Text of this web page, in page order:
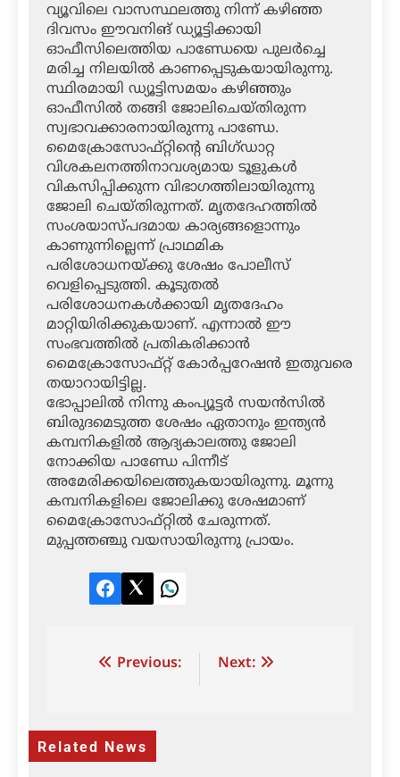
വ്യൂവിലെ വാസസ്ഥലത്തു നിന്ന് കഴിഞ്ഞ
ദിവസം ഈവനിങ് ഡ്യൂട്ടിക്കായി
ഓഫീസിലെത്തിയ പാണ്ഡേയെ പുലര്‍ച്ചെ
മരിച്ച നിലയില്‍ കാണപ്പെടുകയായിരുന്നു.
സ്ഥിരമായി ഡ്യൂട്ടിസമയം കഴിഞ്ഞും
ഓഫീസില്‍ തങ്ങി ജോലിചെയ്തിരുന്ന
സ്വഭാവക്കാരനായിരുന്നു പാണ്ഡേ.
മൈക്രോസോഫ്റ്റിന്റെ ബിഗ്ഡാറ്റ
വിശകലനത്തിനാവശ്യമായ ടൂളുകള്‍
വികസിപ്പിക്കുന്ന വിഭാഗത്തിലായിരുന്നു
ജോലി ചെയ്തിരുന്നത്. മൃതദേഹത്തില്‍
സംശയാസ്പദമായ കാര്യങ്ങളൊന്നും
കാണുന്നില്ലെന്ന് പ്രാഥമിക
പരിശോധനയ്ക്കു ശേഷം പോലീസ്
വെളിപ്പെടുത്തി. കൂടുതല്‍
പരിശോധനകള്‍ക്കായി മൃതദേഹം
മാറ്റിയിരിക്കുകയാണ്. എന്നാല്‍ ഈ
സംഭവത്തില്‍ പ്രതികരിക്കാന്‍
മൈക്രോസോഫ്റ്റ് കോര്‍പ്പറേഷന്‍ ഇതുവരെ
തയാറായിട്ടില്ല.
ഭോപ്പാലില്‍ നിന്നു കംപ്യൂട്ടര്‍ സയന്‍സില്‍
ബിരുദമെടുത്ത ശേഷം ഏതാനും ഇന്ത്യന്‍
കമ്പനികളില്‍ ആദ്യകാലത്തു ജോലി
നോക്കിയ പാണ്ഡേ പിന്നീട്
അമേരിക്കയിലെത്തുകയായിരുന്നു. മൂന്നു
കമ്പനികളിലെ ജോലിക്കു ശേഷമാണ്
മൈക്രോസോഫ്റ്റില്‍ ചേരുന്നത്.
മുപ്പത്തഞ്ചു വയസായിരുന്നു പ്രായം.
Facebook
TwitterLinkedIn
Post Previous: Next:
Related News